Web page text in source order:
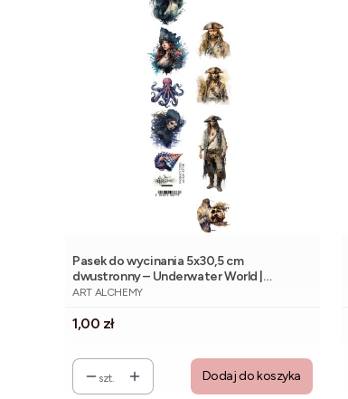
Pasek do wycinania 5x30,5 cm
dwustronny – Underwater World |
Alchemy of Art
PRODUCENT
ART ALCHEMY
Cena
1,00 zł
szt. Dodaj do koszyka